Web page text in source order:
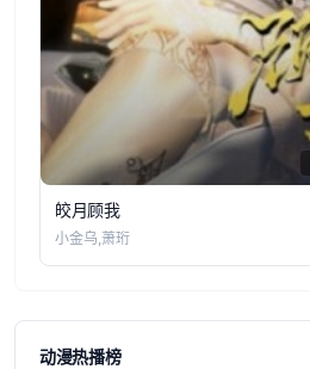
皎月顾我
小金乌,萧珩
动漫热播榜